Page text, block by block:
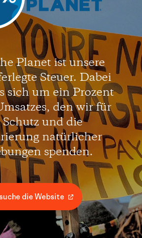
Planet ist unsere
Steuer. Dabei
sich um ein Prozent
den wir für
und die
natürlicher
spenden.
die Website